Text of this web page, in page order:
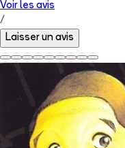
Voir les avis
/
Laisser un avis